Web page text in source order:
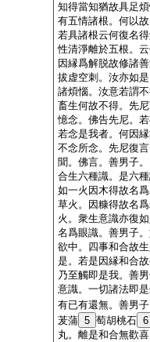
知得當知猶故具足
有五情諸根。何以
若具諸根云何復名
性清淨離於五根。
因縁爲解脱故修諸
拔虚空刺。汝亦如
諸煩惱。汝意若謂
畜生何故不得。先
憶念。佛告先尼。
若念是我者。何因
不念所念。先尼復
聞。佛言。善男子
合生六種識。是六
如一火因木得故名
草火。因糠得故名
火。衆生意識亦復
名爲眼識。善男子
欲中。四事和合故
是。若是因縁和合
乃至觸即是我。善
意識。一切諸法即
有已有還無。善男
茇蒲 5 萄胡桃石 6
丸。離是和合無歡